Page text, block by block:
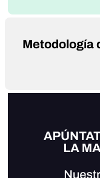
Metodología